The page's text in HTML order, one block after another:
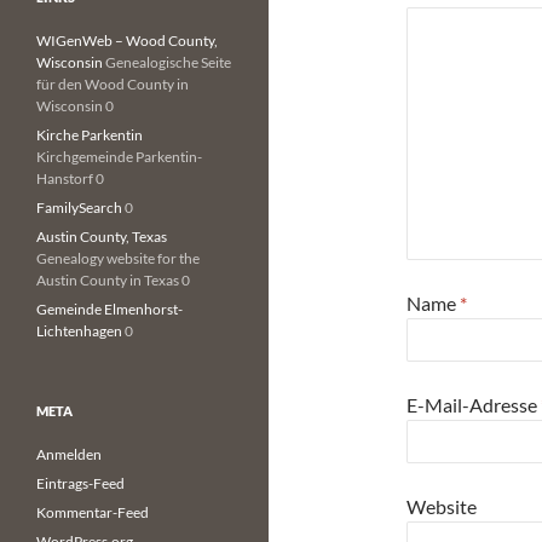
Name *
E-Mail-Adresse
Website
WIGenWeb – Wood County,
Wisconsin Genealogische Seite
für den Wood County in
Wisconsin 0
Kirche Parkentin
Kirchgemeinde Parkentin-
Hanstorf 0
FamilySearch 0
Austin County, Texas
Genealogy website for the
Austin County in Texas 0
Gemeinde Elmenhorst-
Lichtenhagen 0
META
Anmelden
Eintrags-Feed
Kommentar-Feed